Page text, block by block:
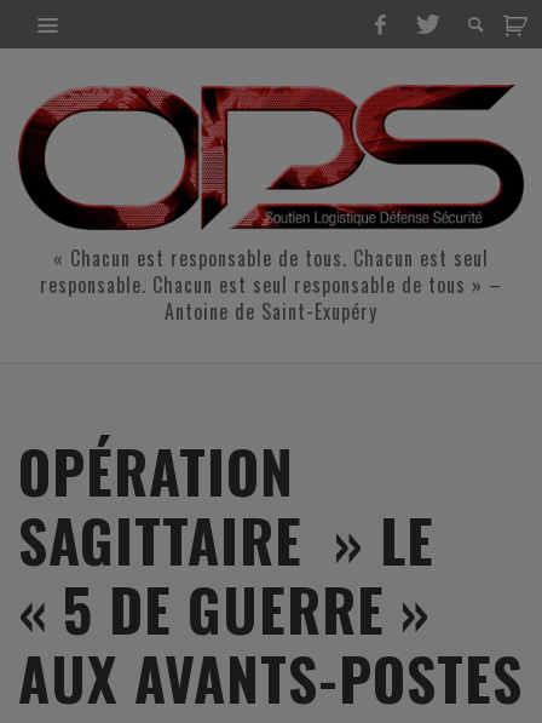
« Chacun est responsable de tous. Chacun est seul
responsable. Chacun est seul responsable de tous » –
Antoine de Saint-Exupéry
OPÉRATION
SAGITTAIRE » LE
« 5 DE GUERRE »
AUX AVANTS-POSTES